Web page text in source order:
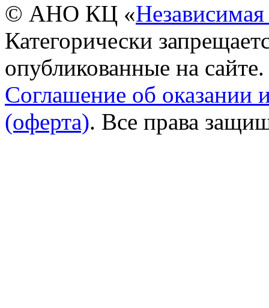
© АНО КЦ «Независимая
Категорически
опубликованные на сайте.
Соглашение об оказании
(оферта). Все права